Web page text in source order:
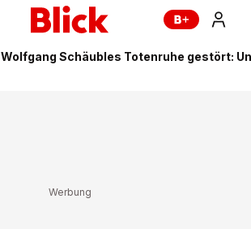
Wolfgang Schäubles Totenruhe gestört: